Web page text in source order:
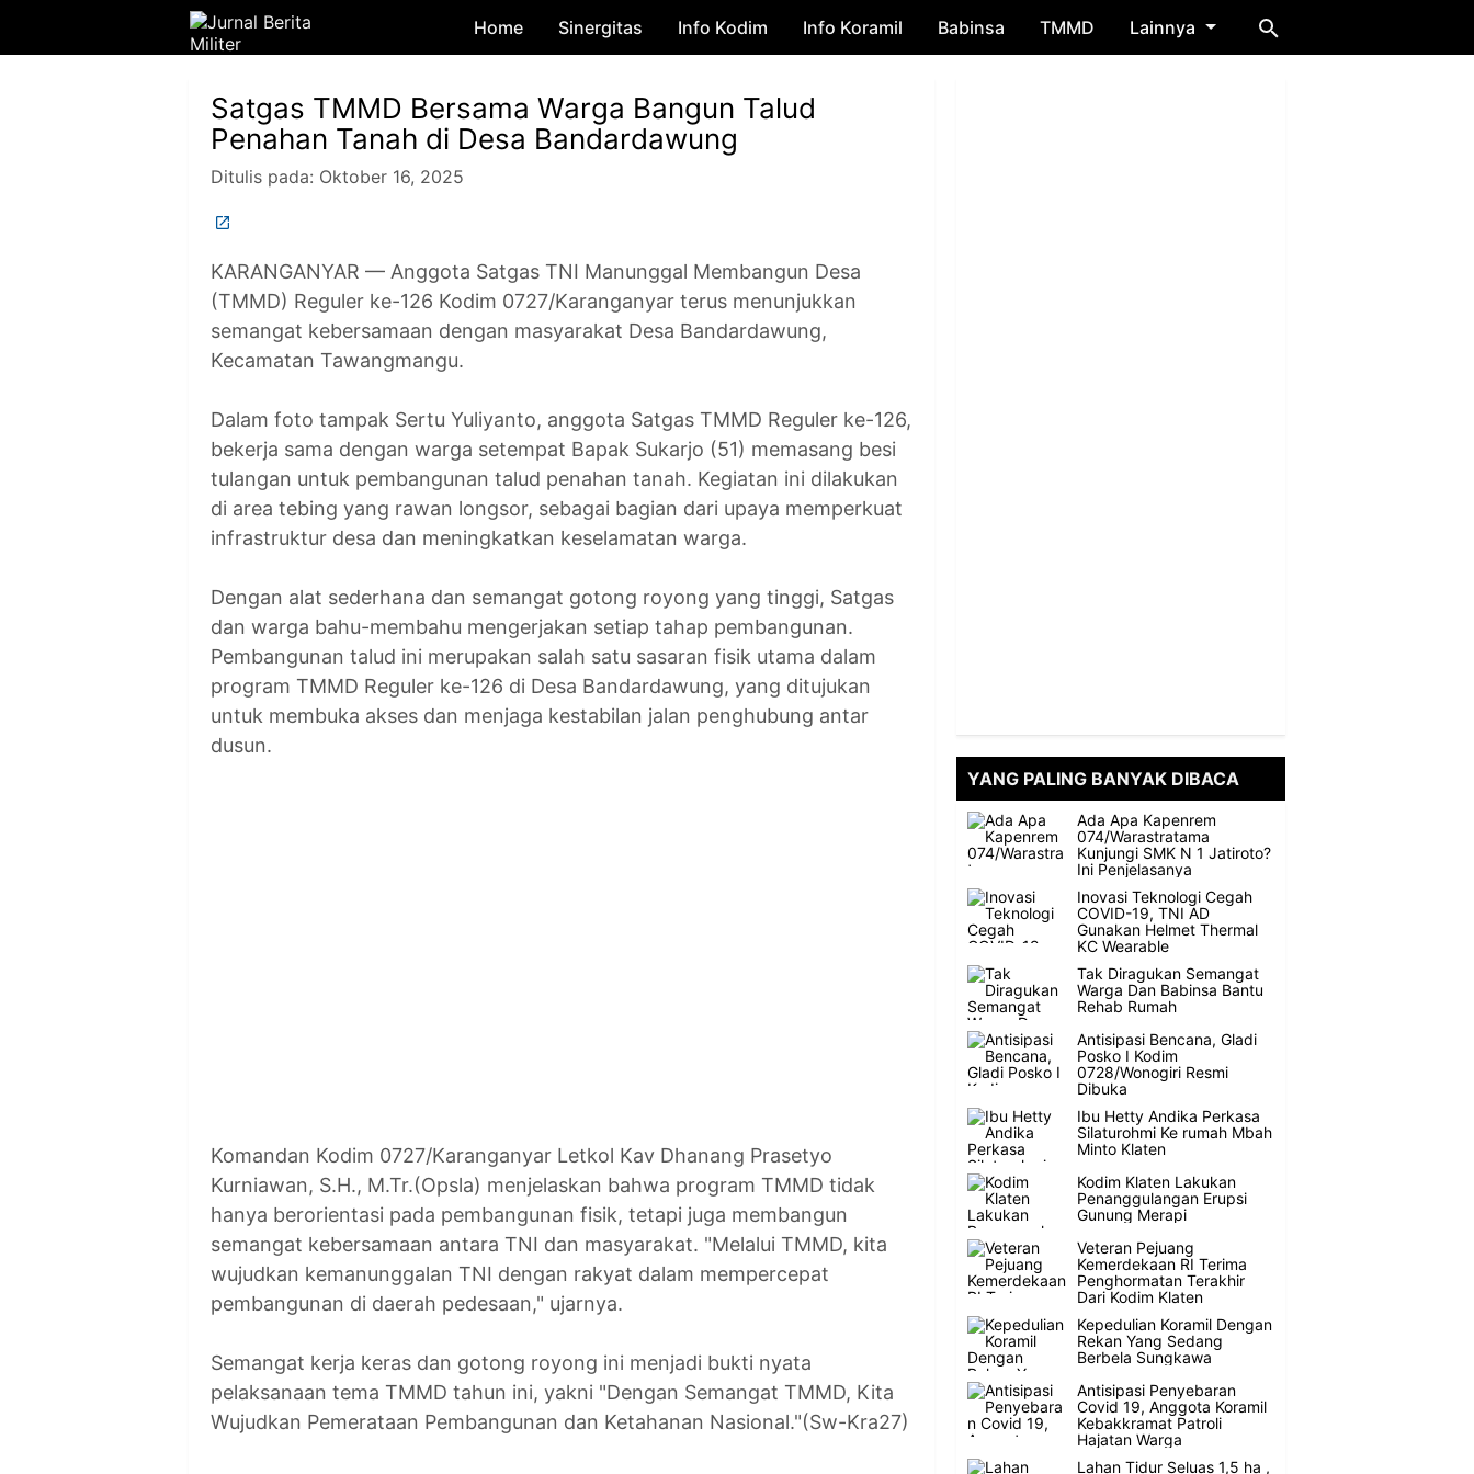
Skip to main content
Home Sinergitas Info Kodim Info Koramil Babinsa TMMD Lainnya
Satgas TMMD Bersama Warga Bangun Talud
Penahan Tanah di Desa Bandardawung
Ditulis pada: Oktober 16, 2025
KARANGANYAR — Anggota Satgas TNI Manunggal Membangun Desa
(TMMD) Reguler ke-126 Kodim 0727/Karanganyar terus menunjukkan
semangat kebersamaan dengan masyarakat Desa Bandardawung,
Kecamatan Tawangmangu.
Dalam foto tampak Sertu Yuliyanto, anggota Satgas TMMD Reguler ke-126,
bekerja sama dengan warga setempat Bapak Sukarjo (51) memasang besi
tulangan untuk pembangunan talud penahan tanah. Kegiatan ini dilakukan
di area tebing yang rawan longsor, sebagai bagian dari upaya memperkuat
infrastruktur desa dan meningkatkan keselamatan warga.
Dengan alat sederhana dan semangat gotong royong yang tinggi, Satgas
dan warga bahu-membahu mengerjakan setiap tahap pembangunan.
Pembangunan talud ini merupakan salah satu sasaran fisik utama dalam
program TMMD Reguler ke-126 di Desa Bandardawung, yang ditujukan
untuk membuka akses dan menjaga kestabilan jalan penghubung antar
dusun.
Komandan Kodim 0727/Karanganyar Letkol Kav Dhanang Prasetyo
Kurniawan, S.H., M.Tr.(Opsla) menjelaskan bahwa program TMMD tidak
hanya berorientasi pada pembangunan fisik, tetapi juga membangun
semangat kebersamaan antara TNI dan masyarakat. "Melalui TMMD, kita
wujudkan kemanunggalan TNI dengan rakyat dalam mempercepat
pembangunan di daerah pedesaan," ujarnya.
Semangat kerja keras dan gotong royong ini menjadi bukti nyata
pelaksanaan tema TMMD tahun ini, yakni "Dengan Semangat TMMD, Kita
Wujudkan Pemerataan Pembangunan dan Ketahanan Nasional."(Sw-Kra27)
YANG PALING BANYAK DIBACA
Ada Apa Kapenrem
074/Warastratama
Kunjungi SMK N 1 Jatiroto?
Ini Penjelasanya
Inovasi Teknologi Cegah
COVID-19, TNI AD
Gunakan Helmet Thermal
KC Wearable
Tak Diragukan Semangat
Warga Dan Babinsa Bantu
Rehab Rumah
Antisipasi Bencana, Gladi
Posko I Kodim
0728/Wonogiri Resmi
Dibuka
Ibu Hetty Andika Perkasa
Silaturohmi Ke rumah Mbah
Minto Klaten
Kodim Klaten Lakukan
Penanggulangan Erupsi
Gunung Merapi
Veteran Pejuang
Kemerdekaan RI Terima
Penghormatan Terakhir
Dari Kodim Klaten
Kepedulian Koramil Dengan
Rekan Yang Sedang
Berbela Sungkawa
Antisipasi Penyebaran
Covid 19, Anggota Koramil
Kebakkramat Patroli
Hajatan Warga
Lahan Tidur Seluas 1,5 ha ,